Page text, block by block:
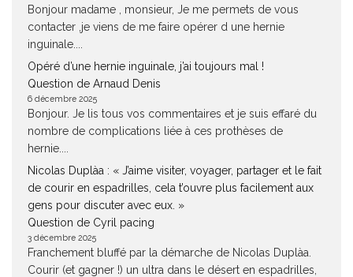
Bonjour madame , monsieur, Je me permets de vous
contacter ,je viens de me faire opérer d une hernie
inguinale....
Opéré d’une hernie inguinale, j’ai toujours mal !
Question de Arnaud Denis
6 décembre 2025
Bonjour. Je lis tous vos commentaires et je suis effaré du
nombre de complications liée à ces prothèses de
hernie....
Nicolas Duplàa : « J’aime visiter, voyager, partager et le fait
de courir en espadrilles, cela t’ouvre plus facilement aux
gens pour discuter avec eux. »
Question de Cyril pacing
3 décembre 2025
Franchement bluffé par la démarche de Nicolas Duplàa.
Courir (et gagner !) un ultra dans le désert en espadrilles,